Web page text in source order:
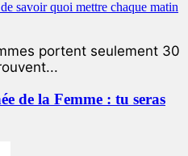
portent seulement 30
de la Femme : tu seras